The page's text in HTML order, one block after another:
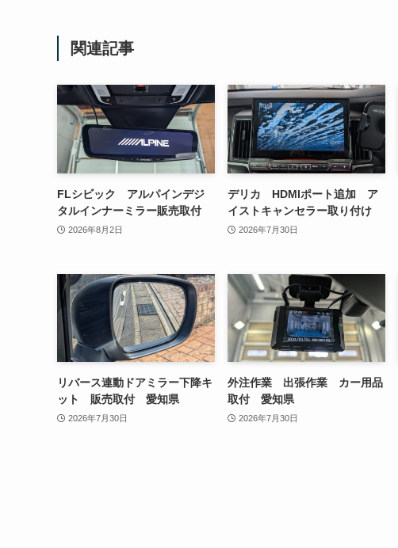
関連記事
FLシビック アルパインデジ
タルインナーミラー販売取付
2026年8月2日
デリカ HDMIポート追加 ア
イストキャンセラー取り付け
2026年7月30日
リバース連動ドアミラー下降キ
ット 販売取付 愛知県
2026年7月30日
外注作業 出張作業 カー用品
取付 愛知県
2026年7月30日